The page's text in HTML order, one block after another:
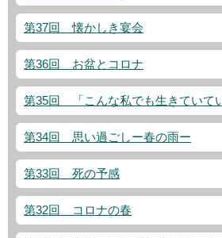
第37回 懐かしき宴会
第36回 お盆とコロナ
第35回 「こんな私でも生きていて
第34回 思い過ごしー春の雨ー
第33回 死の予感
第32回 コロナの春